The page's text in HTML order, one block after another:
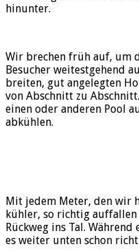
hinunter.
Wir brechen früh auf, um
Besucher weitestgehend
breiten, gut angelegten
von Abschnitt zu
einen oder anderen Pool
abkühlen.
Mit jedem Meter, den wir
kühler, so richtig
Rückweg ins Tal.
es weiter unten schon